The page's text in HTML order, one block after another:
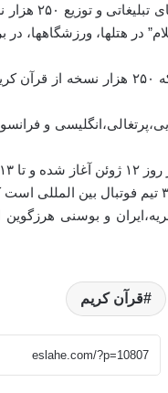
طرح مزبور
در هتلها، ورزشگاهها،
و
داشت.
و بوسنی
قرآن کریم